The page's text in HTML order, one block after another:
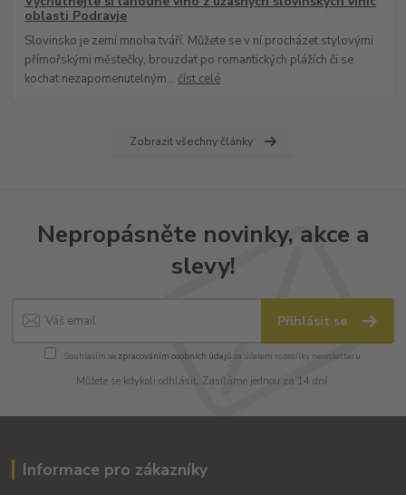
oblasti Podravje
Slovinsko je zemí mnoha tváří. Můžete se v ní procházet stylovými
přímořskými městečky, brouzdat po romantických plážích či se
kochat nezapomenutelným... číst celé
Zobrazit všechny články
Nepropásněte novinky, akce a
slevy!
Přihlásit se
Souhlasím se zpracováním osobních údajůza účelem rozesílky newsletteru.
Můžete se kdykoli odhlásit. Zasíláme jednou za 14 dní.
Informace pro zákazníky